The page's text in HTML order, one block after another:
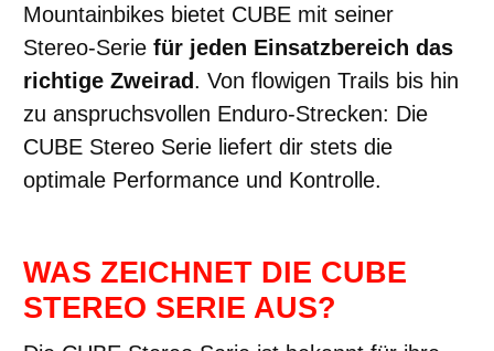
Mountainbikes bietet CUBE mit seiner
Stereo-Serie für jeden Einsatzbereich das
richtige Zweirad . Von flowigen Trails bis hin
zu anspruchsvollen Enduro-Strecken: Die
CUBE Stereo Serie liefert dir stets die
optimale Performance und Kontrolle.
WAS ZEICHNET DIE CUBE
STEREO SERIE AUS?